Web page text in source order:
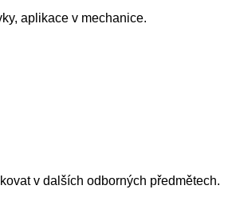
aplikace v mechanice.
v dalších odborných předmětech.